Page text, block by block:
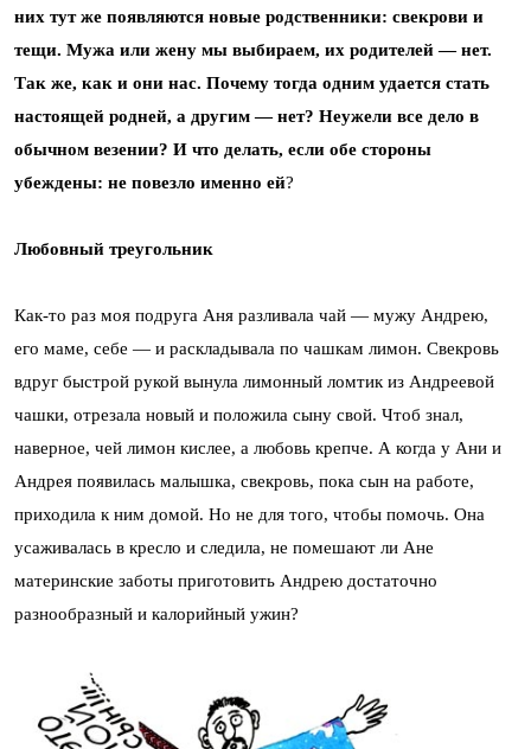
них тут же появляются новые родственники: свекрови и
тещи. Мужа или жену мы выбираем, их родителей — нет.
Так же, как и они нас. Почему тогда одним удается стать
настоящей родней, а другим — нет? Неужели все дело в
обычном везении? И что делать, если обе стороны
убеждены: не повезло именно ей?
Любовный треугольник
Как-то раз моя подруга Аня разливала чай — мужу Андрею,
его маме, себе — и раскладывала по чашкам лимон. Свекровь
вдруг быстрой рукой вынула лимонный ломтик из Андреевой
чашки, отрезала новый и положила сыну свой. Чтоб знал,
наверное, чей лимон кислее, а любовь крепче. А когда у Ани и
Андрея появилась малышка, свекровь, пока сын на работе,
приходила к ним домой. Но не для того, чтобы помочь. Она
усаживалась в кресло и следила, не помешают ли Ане
материнские заботы приготовить Андрею достаточно
разнообразный и калорийный ужин?